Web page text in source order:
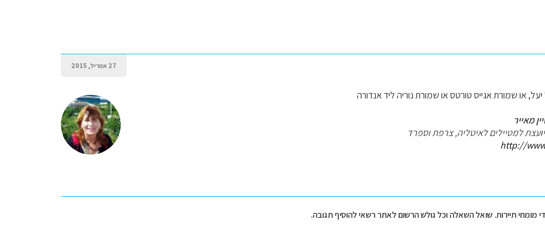
27 אפריל, 2015
או שמורת אגייס טורטס או שמורת נוריה ליד אנדורה
מאייר
למטיילים לאיטליה, צרפת וספרד
http://
מומחי תיירות. שואל השאלה וכל גולש הרשום לאתר רשאי להוסיף תגובה.